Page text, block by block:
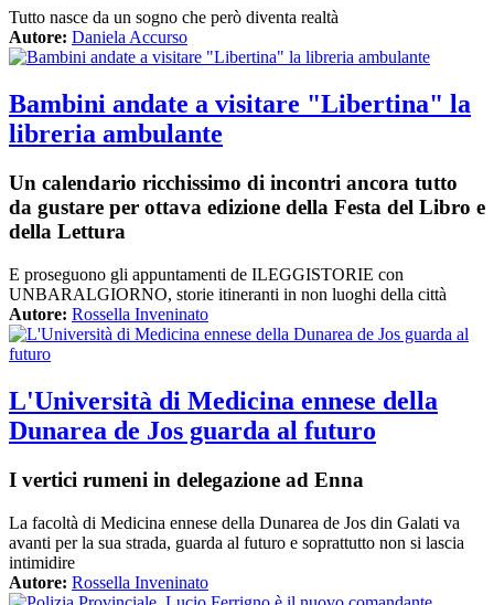
Tutto nasce da un sogno che però diventa realtà
Autore: Daniela Accurso
Bambini andate a visitare "Libertina" la
libreria ambulante
Un calendario ricchissimo di incontri ancora tutto
da gustare per ottava edizione della Festa del Libro e
della Lettura
E proseguono gli appuntamenti de ILEGGISTORIE con
UNBARALGIORNO, storie itineranti in non luoghi della città
Autore: Rossella Inveninato
L'Università di Medicina ennese della
Dunarea de Jos guarda al futuro
I vertici rumeni in delegazione ad Enna
La facoltà di Medicina ennese della Dunarea de Jos din Galati va
avanti per la sua strada, guarda al futuro e soprattutto non si lascia
intimidire
Autore: Rossella Inveninato